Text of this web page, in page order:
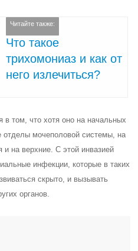
Читайте также:
Что такое
трихомониаз и как от
него излечиться?
в том, что хотя оно на начальных
отделы мочеполовой системы, на
и на верхние. С этой инвазией
инфекции, которые в таких
скрыто, и вызывать
органов.